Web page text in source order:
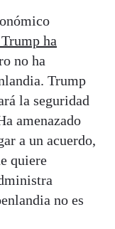
ha
no ha
Trump
la seguridad
amenazado
a un acuerdo,
quiere
no es